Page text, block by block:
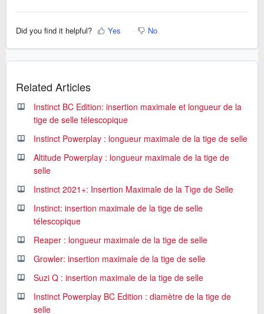
Did you find it helpful? Yes No
Related Articles
Instinct BC Edition: insertion maximale et longueur de la
tige de selle télescopique
Instinct Powerplay : longueur maximale de la tige de selle
Altitude Powerplay : longueur maximale de la tige de
selle
Instinct 2021+: Insertion Maximale de la Tige de Selle
Instinct: insertion maximale de la tige de selle
télescopique
Reaper : longueur maximale de la tige de selle
Growler: insertion maximale de la tige de selle
Suzi Q : insertion maximale de la tige de selle
Instinct Powerplay BC Edition : diamètre de la tige de
selle